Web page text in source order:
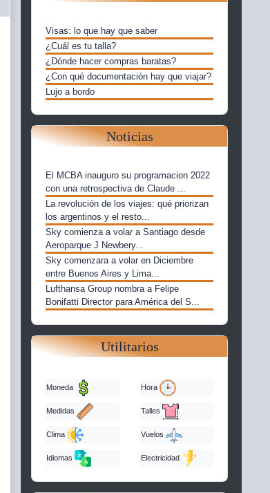
Visas: lo que hay que saber
¿Cuál es tu talla?
¿Dónde hacer compras baratas?
¿Con qué documentación hay que viajar?
Lujo a bordo
Noticias
El MCBA inauguro su programacion 2022
con una retrospectiva de Claude ...
La revolución de los viajes: qué priorizan
los argentinos y el resto...
Sky comienza a volar a Santiago desde
Aeroparque J Newbery...
Sky comenzara a volar en Diciembre
entre Buenos Aires y Lima...
Lufthansa Group nombra a Felipe
Bonifatti Director para América del S...
Utilitarios
Moneda
Medidas
Clima
Idiomas
Hora
Talles
Vuelos
Electricidad